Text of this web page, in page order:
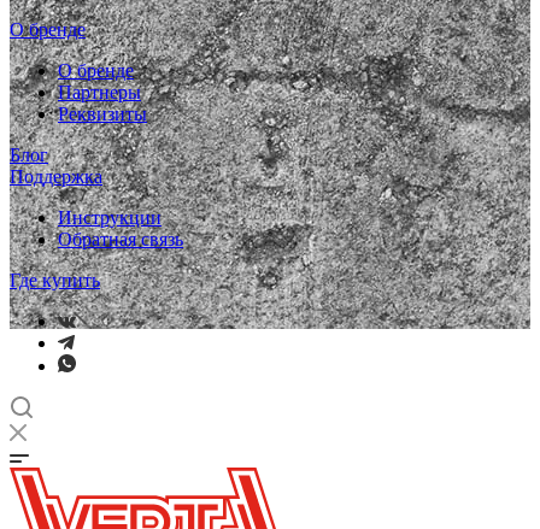
О бренде
О бренде
Партнеры
Реквизиты
Блог
Поддержка
Инструкции
Обратная связь
Где купить